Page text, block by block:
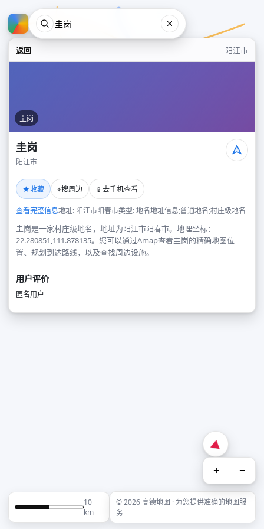
返回 阳江市
圭岗
圭岗
阳江市
★收藏 ⌖搜周边 📱 去手机查看
查看完整信息地址: 阳江市阳春市类型: 地名地址信息;普通地名;村庄级地名
圭岗是一家村庄级地名，地址为阳江市阳春市。地理坐标：
22.280851,111.878135。您可以通过Amap查看圭岗的精确地图位
置、规划到达路线，以及查找周边设施。
用户评价
匿名用户
+ −
10
km
© 2026 高德地图 · 为您提供准确的地图服
务